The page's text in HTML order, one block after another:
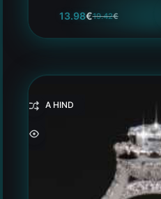
19.42€
13.98€
HEA HIND